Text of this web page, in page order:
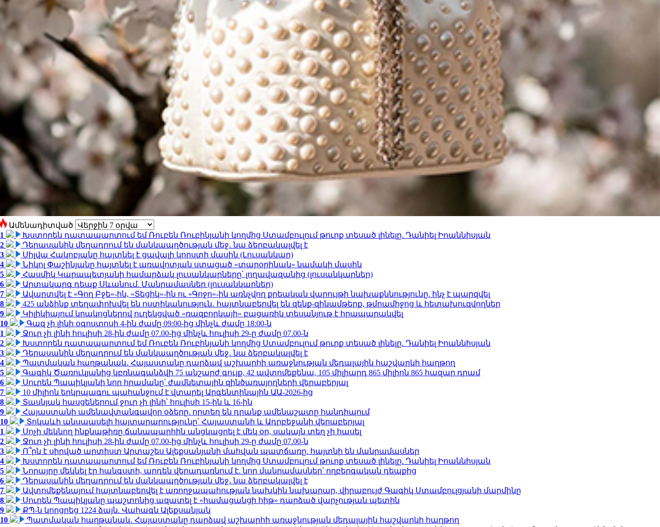
Ամենադիտված
1
Խստորեն դատապարտում եմ Ռուբեն Ռուբինյանի կողմից Ստամբուլում թուրք տեսած լինելը. Դանիել Իոաննիսյան
2
Դերասանին մեղադրում են մանկապղծության մեջ․ նա ձերբակալվել է
3
Սիլվա Հակոբյանը հայտնել է ցավալի կորստի մասին (Լուսանկար)
4
Նիկոլ Փաշինյանը հայտնել է առավոտյան ստացած «տարօրինակ» նամակի մասին
5
Հասմիկ Կարապետյանի համարձակ լուսանկարները՝ լողավազանից (լուսանկարներ)
6
Արտակարգ դեպք Սևանում. Մանրամասներ (լուսանկարներ)
7
Ավարտվել է «Գող Բջե»-ին, «Տեցիկ»-ին ու «Գոջո»-ին առնչվող քրեական վարույթի նախաքննությունը. ինչ է պարզվել
8
425 անձինք տեղափոխվել են ոստիկանություն․ հայտնաբերվել են զենք-զինամթերք, թմրամիջոց և հետախուզվողներ
9
Կիլիկիայում կրակոցներով ուղեկցված «ռազբորկայի» բացառիկ տեսանյութ է հրապարակվել
10
Գազ չի լինի օգոստոսի 4-ին ժամը 09:00-ից մինչև ժամը 18:00-ն
1
Ջուր չի լինի հուլիսի 28-ին ժամը 07.00-ից մինչև հուլիսի 29-ը ժամը 07.00-ն
2
Խստորեն դատապարտում եմ Ռուբեն Ռուբինյանի կողմից Ստամբուլում թուրք տեսած լինելը. Դանիել Իոաննիսյան
3
Դերասանին մեղադրում են մանկապղծության մեջ․ նա ձերբակալվել է
4
Պատմական հաղթանակ․ Հայաստանը դարձավ աշխարհի առաջնության մեդալային հաշվարկի հաղթող
5
Գագիկ Ծառուկյանից կբռնագանձվի 75 անշարժ գույք, 42 ավտոմեքենա, 105 միլիարդ 865 միլիոն 865 հազար դրամ
6
Սուրեն Պապիկյանի նոր հրամանը՝ ժամկետային զինծառայողների վերաբերյալ
7
10 միլիոն երկրպագու պահանջում է վտարել Արգենտինային ԱԱ-2026-ից
8
Տասնյակ հասցեներում ջուր չի լինի՝ հուլիսի 15-ին և 16-ին
9
Հայաստանի ամենավտանգավոր օձերը. որտեղ են դրանք ամենաշատը հանդիպում
10
Տոկաևի անսպասելի հայտարարությունը՝ Հայաստանի և Ադրբեջանի վերաբերյալ
1
Սոչի մեկնող ինքնաթիռը ճանապարհին անցկացրել է մեկ օր, սակայն տեղ չի հասել
2
Ջուր չի լինի հուլիսի 28-ին ժամը 07.00-ից մինչև հուլիսի 29-ը ժամը 07.00-ն
3
Ո՞րն է սիրված արտիստ Արտաշես Ալեքսանյանի մահվան պատճառը. հայտնի են մանրամասներ
4
Խստորեն դատապարտում եմ Ռուբեն Ռուբինյանի կողմից Ստամբուլում թուրք տեսած լինելը. Դանիել Իոաննիսյան
5
Նորայրը մեկնել էր հանգստի, արդեն վերադառնում է. նոր մանրամասներ՝ ողբերգական դեպքից
6
Դերասանին մեղադրում են մանկապղծության մեջ․ նա ձերբակալվել է
7
Ավտոմեքենայում հայտնաբերվել է առողջապահության նախկին նախարար, վիրաբույժ Գագիկ Ստամբուլցյանի մարմինը
8
Սուրեն Պապիկյանը պաշտոնից ազատել է «համացանցի հիթ» դարձած վարչության պետին
9
ՔՊ-ն կորցրեց 1224 ձայն. Վահագն Ալեքսանյան
10
Պատմական հաղթանակ․ Հայաստանը դարձավ աշխարհի առաջնության մեդալային հաշվարկի հաղթող